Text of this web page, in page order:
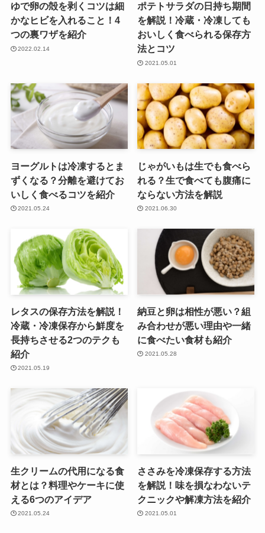
ゆで卵の殻を剥くコツは細
かなヒビを入れること！4
つの裏ワザを紹介
2022.02.14
ポテトサラダの日持ち期間
を解説！冷蔵・冷凍しても
おいしく食べられる保存方
法とコツ
2021.05.01
ヨーグルトは冷凍するとま
ずくなる？分離を避けてお
いしく食べるコツを紹介
2021.05.24
じゃがいもは生でも食べら
れる？生で食べても腹痛に
ならない方法を解説
2021.06.30
レタスの保存方法を解説！
冷蔵・冷凍保存から鮮度を
長持ちさせる2つのテクも
紹介
2021.05.19
納豆と卵は相性が悪い？組
み合わせが悪い理由や一緒
に食べたい食材も紹介
2021.05.28
生クリームの代用になる食
材とは？料理やケーキに使
える6つのアイデア
2021.05.24
ささみを冷凍保存する方法
を解説！味を損なわないテ
クニックや解凍方法を紹介
2021.05.01